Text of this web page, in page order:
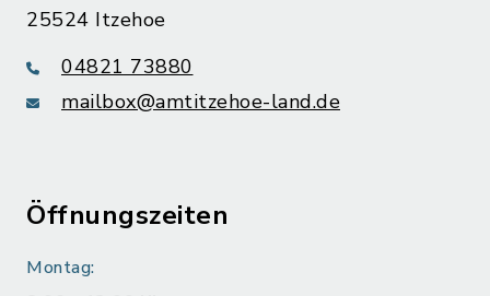
25524 Itzehoe
04821 73880
mailbox@amtitzehoe-land.de
Öffnungszeiten
Montag: